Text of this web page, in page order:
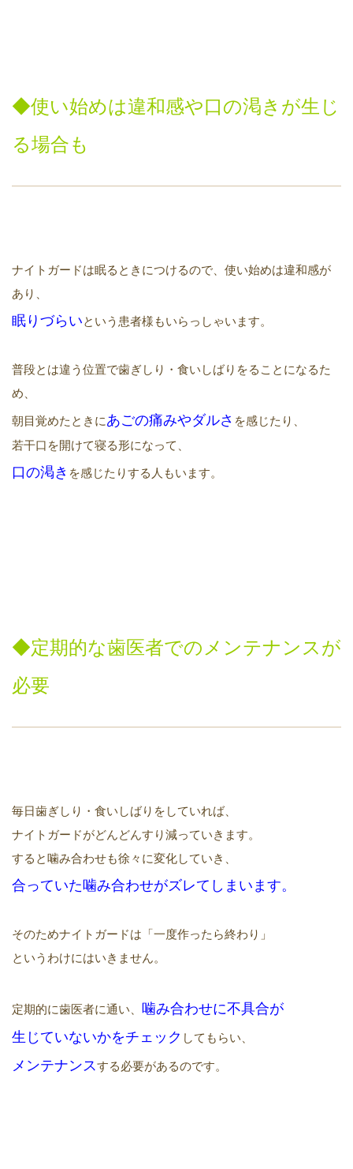
◆使い始めは違和感や口の渇きが生じ
る場合も
ナイトガードは眠るときにつけるので、使い始めは違和感が
あり、
眠りづらいという患者様もいらっしゃいます。
普段とは違う位置で歯ぎしり・食いしばりをることになるた
め、
朝目覚めたときにあごの痛みやダルさ を感じたり、
若干口を開けて寝る形になって、
口の渇き を感じたりする人もいます。
◆定期的な歯医者でのメンテナンスが
必要
毎日歯ぎしり・食いしばりをしていれば、
ナイトガードがどんどんすり減っていきます。
すると噛み合わせも徐々に変化していき、
合っていた噛み合わせがズレて しまいます。
そのためナイトガードは「一度作ったら終わり」
というわけにはいきません。
定期的に歯医者に通い、 噛み合わせに不具合が
生じていないかをチェック してもらい、
メンテナンスする必要があるのです。